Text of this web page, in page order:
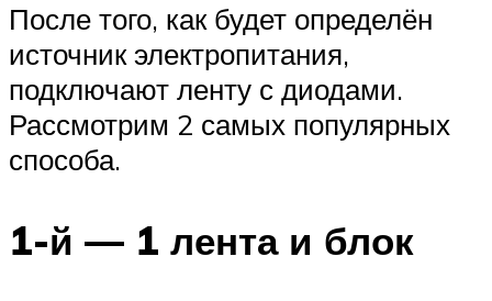
После того, как будет определён
источник электропитания,
подключают ленту с диодами.
Рассмотрим 2 самых популярных
способа.
1-й — 1 лента и блок